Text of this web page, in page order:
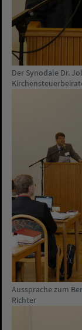
Der Synodale Dr.
Aussprache zum
Richter